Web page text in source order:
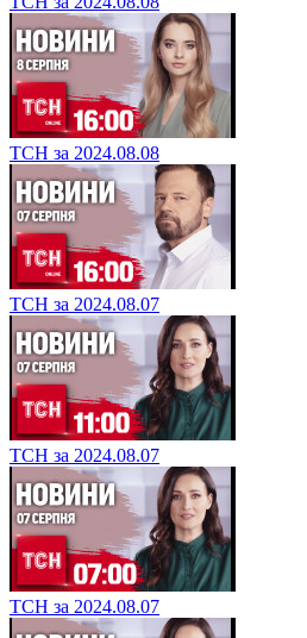
ТСН за 2024.08.08
ТСН за 2024.08.07
ТСН за 2024.08.07
ТСН за 2024.08.07